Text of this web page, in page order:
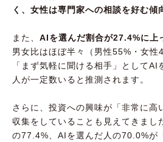
く、女性は専門家への相談を好む傾
また、 AIを選んだ割合が27.4%に上
男女比はほぼ半々（男性55%・女性
「まず気軽に聞ける相手」として
人が一定数いると推測されます。
さらに、投資への興味が「非常に高
収集をしていることも見えてきまし
の77.4%、AIを選んだ人の70.0%が